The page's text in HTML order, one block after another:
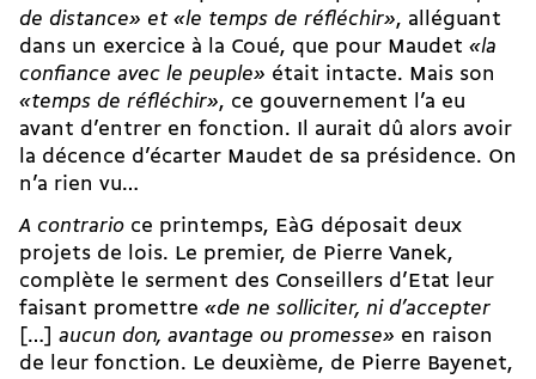
de distance» et «le temps de réfléchir», alléguant
dans un exercice à la Coué, que pour Maudet «la
confiance avec le peuple» était intacte. Mais son
«temps de réfléchir», ce gouvernement l’a eu
avant d’entrer en fonction. Il aurait dû alors avoir
la décence d’écarter Maudet de sa présidence. On
n’a rien vu…
A contrario ce printemps, EàG déposait deux
projets de lois. Le premier, de Pierre Vanek,
complète le serment des Conseillers d’Etat leur
faisant promettre «de ne solliciter, ni d’accepter
[…] aucun don, avantage ou promesse» en raison
de leur fonction. Le deuxième, de Pierre Bayenet,